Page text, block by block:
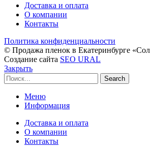
Доставка и оплата
О компании
Контакты
Политика конфиденциальности
© Продажа пленок в Екатеринбурге
Создание сайта SEO URAL
Закрыть
Search
Меню
Информация
Доставка и оплата
О компании
Контакты